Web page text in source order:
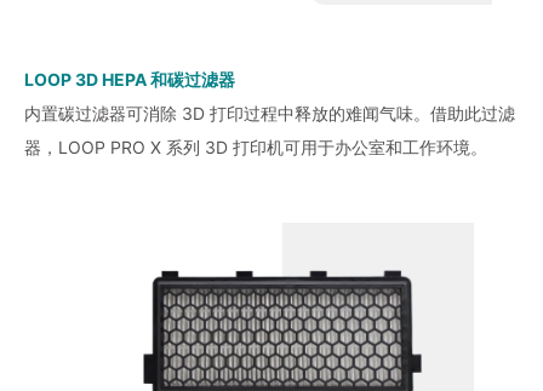
LOOP 3D HEPA 和碳过滤器
内置碳过滤器可消除 3D 打印过程中释放的难闻气味。借助此过滤
器，LOOP PRO X 系列 3D 打印机可用于办公室和工作环境。